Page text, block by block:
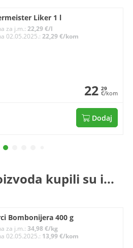
Liker 1 l
za j.m.:22,29 €/l
02.05.2025.:22,29 €/kom
22 29
€/kom
Dodaj
kupili su i...
Bombonijera 400 g
za j.m.:34,98 €/kg
02.05.2025.: 13,99 €/kom